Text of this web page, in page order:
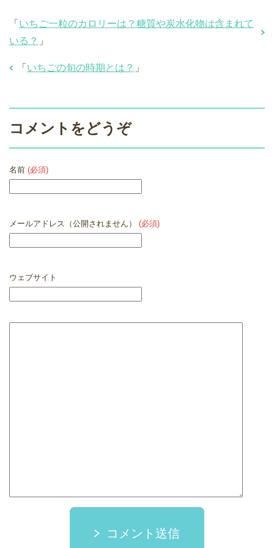
「 いちご一粒のカロリーは？糖質や炭水化物は含まれて
いる？ 」
「 いちごの旬の時期とは？ 」
コメントをどうぞ
名前 (必須)
メールアドレス（公開されません） (必須)
ウェブサイト
コメント送信